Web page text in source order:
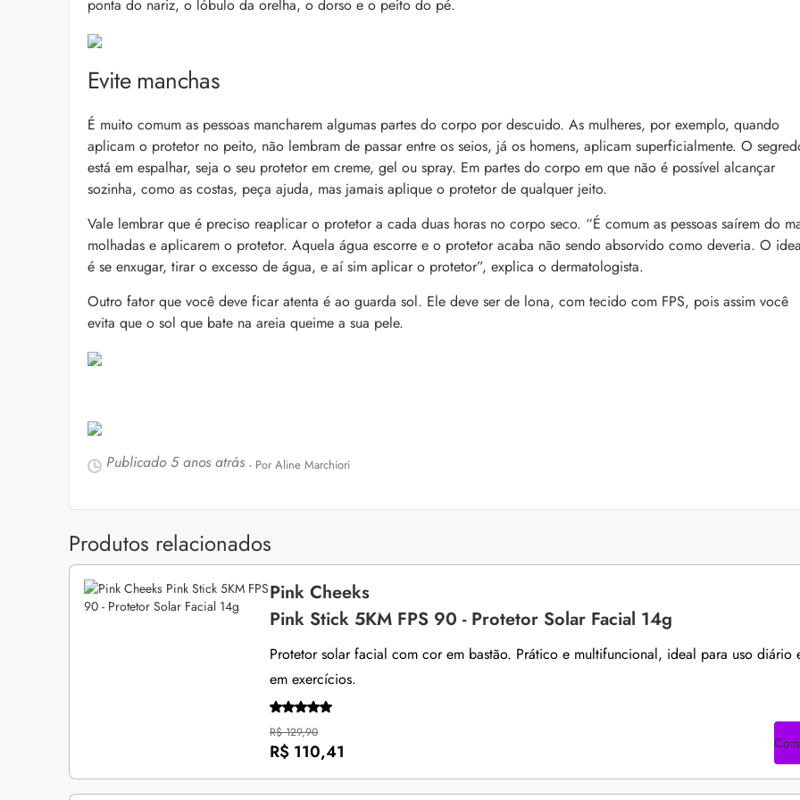
ponta do nariz, o lóbulo da orelha, o dorso e o peito do pé.
Evite manchas
É muito comum as pessoas mancharem algumas partes do corpo por descuido. As mulheres, por exemplo, quando
aplicam o protetor no peito, não lembram de passar entre os seios, já os homens, aplicam superficialmente. O
está em espalhar, seja o seu protetor em creme, gel ou spray. Em partes do corpo em que não é possível alcançar
sozinha, como as costas, peça ajuda, mas jamais aplique o protetor de qualquer jeito.
Vale lembrar que é preciso reaplicar o protetor a cada duas horas no corpo seco. “É comum as pessoas saírem do
molhadas e aplicarem o protetor. Aquela água escorre e o protetor acaba não sendo absorvido como deveria. O
é se enxugar, tirar o excesso de água, e aí sim aplicar o protetor”, explica o dermatologista.
Outro fator que você deve ficar atenta é ao guarda sol. Ele deve ser de lona, com tecido com FPS, pois assim você
evita que o sol que bate na areia queime a sua pele.
Publicado5 anos atrás - Por Aline Marchiori
Produtos relacionados
Pink Cheeks
Pink Stick 5KM FPS 90 - Protetor Solar Facial 14g
Protetor solar facial com cor em bastão. Prático e multifuncional, ideal para uso diário
em exercícios.
R$ 129,90
R$ 110,41